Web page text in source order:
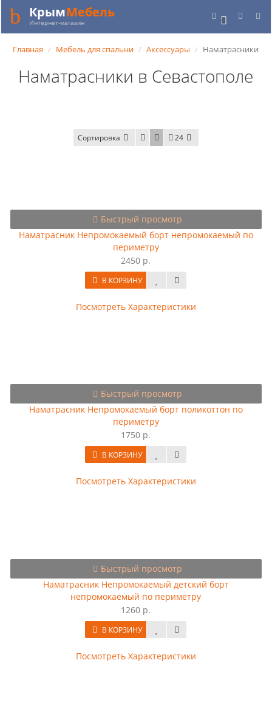
0
КрымМебель
Интернет-магазин
Главная Мебель для спальни Аксессуары Наматрасники
Наматрасники в Севастополе
Сортировка 24
Быстрый просмотр
Наматрасник Непромокаемый борт непромокаемый по
периметру
2450 р.
В КОРЗИНУ
Посмотреть Характеристики
Быстрый просмотр
Наматрасник Непромокаемый борт поликоттон по
периметру
1750 р.
В КОРЗИНУ
Посмотреть Характеристики
Быстрый просмотр
Наматрасник Непромокаемый детский борт
непромокаемый по периметру
1260 р.
В КОРЗИНУ
Посмотреть Характеристики